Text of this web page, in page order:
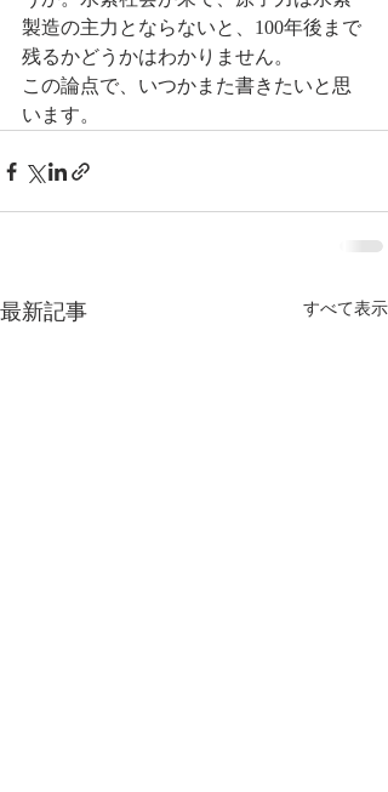
製造の主力とならないと、100年後まで
残るかどうかはわかりません。
この論点で、いつかまた書きたいと思
います。
最新記事 すべて表示